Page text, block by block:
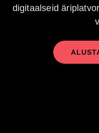
digitaalseid